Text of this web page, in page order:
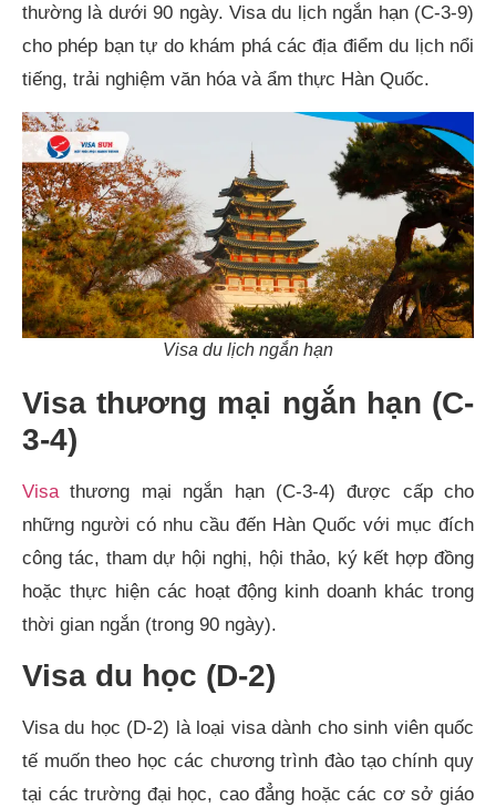
thường là dưới 90 ngày. Visa du lịch ngắn hạn (C-3-9)
cho phép bạn tự do khám phá các địa điểm du lịch nổi
tiếng, trải nghiệm văn hóa và ẩm thực Hàn Quốc.
Visa du lịch ngắn hạn
Visa thương mại ngắn hạn (C-
3-4)
Visathương mại ngắn hạn (C-3-4) được cấp cho
những người có nhu cầu đến Hàn Quốc với mục đích
công tác, tham dự hội nghị, hội thảo, ký kết hợp đồng
hoặc thực hiện các hoạt động kinh doanh khác trong
thời gian ngắn (trong 90 ngày).
Visa du học (D-2)
Visa du học (D-2) là loại visa dành cho sinh viên quốc
tế muốn theo học các chương trình đào tạo chính quy
tại các trường đại học, cao đẳng hoặc các cơ sở giáo